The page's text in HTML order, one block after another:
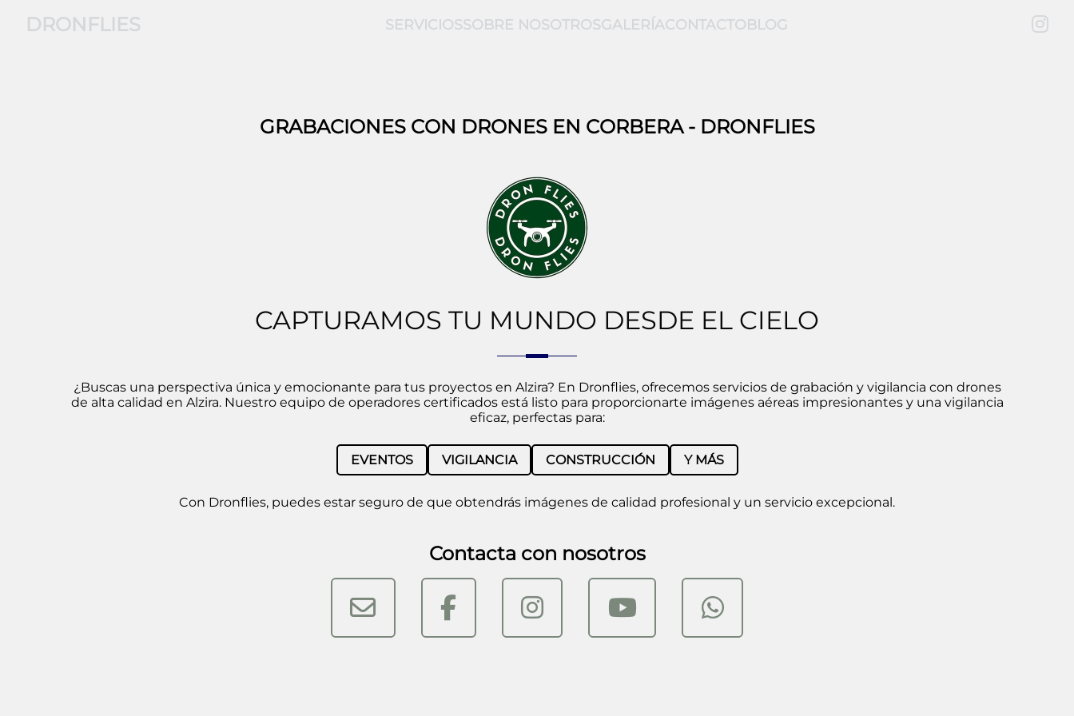
DRONFLIES SERVICIOSSOBRE NOSOTROSGALERÍACONTACTOBLOG
GRABACIONES CON DRONES EN CORBERA- DRONFLIES
CAPTURAMOS TU MUNDO DESDE EL CIELO
¿Buscas una perspectiva única y emocionante para tus proyectos en Alzira? En Dronflies, ofrecemos servicios de grabación y vigilancia con drones
de alta calidad en Alzira. Nuestro equipo de operadores certificados está listo para proporcionarte imágenes aéreas impresionantes y una vigilancia
eficaz, perfectas para:
EVENTOS VIGILANCIA CONSTRUCCIÓN Y MÁS
Con Dronflies, puedes estar seguro de que obtendrás imágenes de calidad profesional y un servicio excepcional.
Contacta con nosotros